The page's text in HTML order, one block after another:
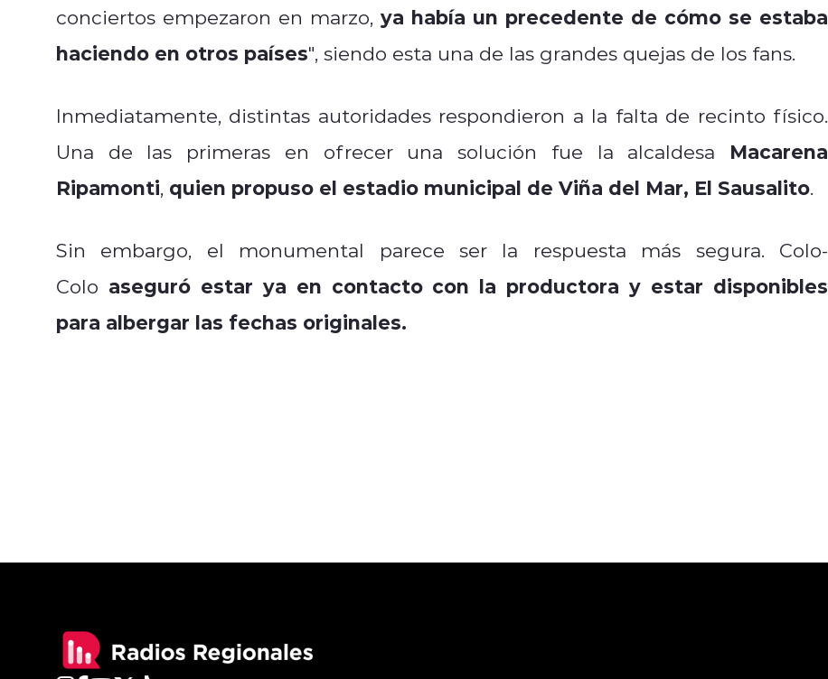
conciertos empezaron en marzo, ya había un precedente de cómo se estaba
haciendo en otros países", siendo esta una de las grandes quejas de los fans.
Inmediatamente, distintas autoridades respondieron a la falta de recinto físico.
Una de las primeras en ofrecer una solución fue la alcaldesa Macarena
Ripamonti, quien propuso el estadio municipal de Viña del Mar, El Sausalito.
Sin embargo, el monumental parece ser la respuesta más segura. Colo-
Colo aseguró estar ya en contacto con la productora y estar disponibles
para albergar las fechas originales.